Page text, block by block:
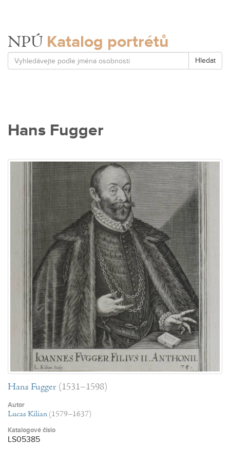
NPÚ Katalog portrétů
Hledat
Hans Fugger
Hans Fugger (1531–1598)
Autor
Lucas Kilian (1579–1637)
Katalogové číslo
LS05385